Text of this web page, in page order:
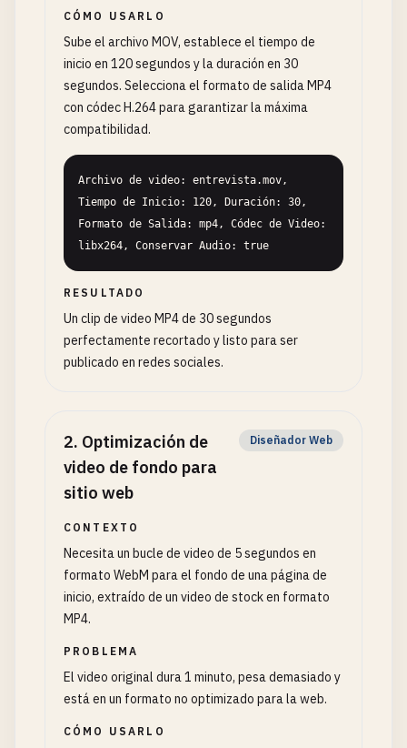
CÓMO USARLO
Sube el archivo MOV, establece el tiempo de
inicio en 120 segundos y la duración en 30
segundos. Selecciona el formato de salida MP4
con códec H.264 para garantizar la máxima
compatibilidad.
Archivo de video: entrevista.mov,
Tiempo de Inicio: 120, Duración: 30,
Formato de Salida: mp4, Códec de Video:
libx264, Conservar Audio: true
RESULTADO
Un clip de video MP4 de 30 segundos
perfectamente recortado y listo para ser
publicado en redes sociales.
2. Optimización de
video de fondo para
sitio web
Diseñador Web
CONTEXTO
Necesita un bucle de video de 5 segundos en
formato WebM para el fondo de una página de
inicio, extraído de un video de stock en formato
MP4.
PROBLEMA
El video original dura 1 minuto, pesa demasiado y
está en un formato no optimizado para la web.
CÓMO USARLO